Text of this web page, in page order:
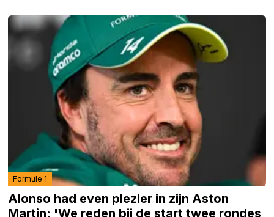
Formule 1
Alonso had even plezier in zijn Aston
Martin: 'We reden bij de start twee rondes